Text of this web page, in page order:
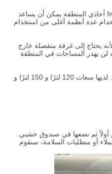
2/ استخدام نظام إخماد حريق fm200 أحادي المنطقة يمكن أن يساعد
عدة أنظمة أغلى من استخدام
يحتاج إلى غرفة منفصلة خارج
لن يهدر المساحات في المنطقة
4/ الأسطوانة الواحدة لها سعة كبيرة. لديها سعات 120 لترًا و 150 لترًا و
أولاً ثم نضعها في صندوق خشبي.
أو متطلبات السلامة، سنقوم